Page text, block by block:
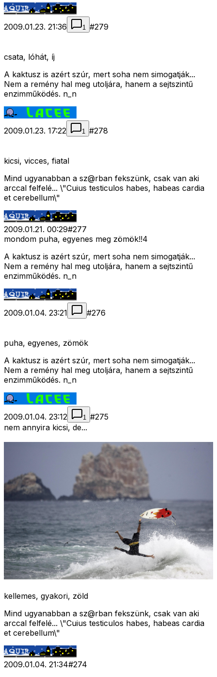
2009.01.23. 21:36 1 #279
csata, lóhát, íj
A kaktusz is azért szúr, mert soha nem simogatják...
Nem a remény hal meg utoljára, hanem a sejtszintű
enzimműködés. n_n
2009.01.23. 17:22 1 #278
kicsi, vicces, fiatal
Mind ugyanabban a sz@rban fekszünk, csak van aki
arccal felfelé... \"Cuius testiculos habes, habeas cardia
et cerebellum\"
2009.01.21. 00:29#277
mondom puha, egyenes meg zömök!!4
A kaktusz is azért szúr, mert soha nem simogatják...
Nem a remény hal meg utoljára, hanem a sejtszintű
enzimműködés. n_n
2009.01.04. 23:21 #276
puha, egyenes, zömök
A kaktusz is azért szúr, mert soha nem simogatják...
Nem a remény hal meg utoljára, hanem a sejtszintű
enzimműködés. n_n
2009.01.04. 23:12 1 #275
nem annyira kicsi, de...
kellemes, gyakori, zöld
Mind ugyanabban a sz@rban fekszünk, csak van aki
arccal felfelé... \"Cuius testiculos habes, habeas cardia
et cerebellum\"
2009.01.04. 21:34#274